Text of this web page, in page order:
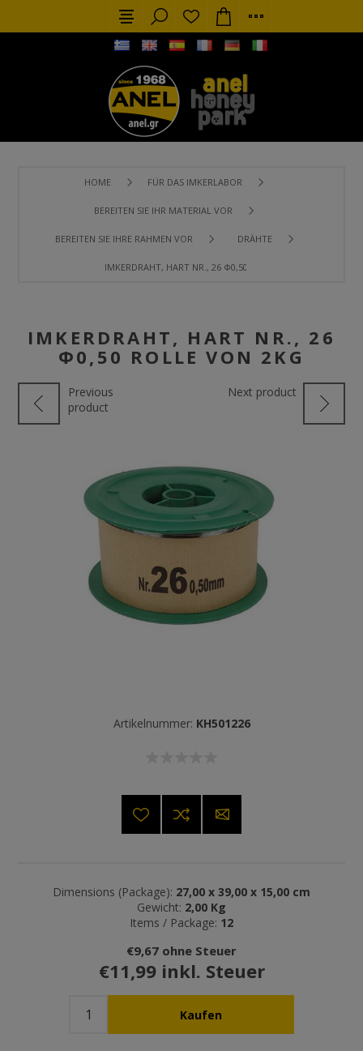
HOME FÜR DAS IMKERLABOR
BEREITEN SIE IHR MATERIAL VOR
BEREITEN SIE IHRE RAHMEN VOR DRÄHTE
IMKERDRAHT, HART NR., 26 Φ0,50 ROLLE VON 2KG
IMKERDRAHT, HART NR., 26
Φ0,50 ROLLE VON 2KG
Previous
product
Next product
Artikelnummer: KH501226
Dimensions (Package): 27,00 x 39,00 x 15,00 cm
Gewicht: 2,00 Kg
Items / Package: 12
€9,67 ohne Steuer
€11,99 inkl. Steuer